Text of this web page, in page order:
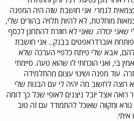
לגמרי. אני חושבת שזה היה המפנה
מוחלטת, לא להיות תלויה בהורים שלי,
שאני יכולה. שאני לא חוזרת להתחנן לכסף
אוברדראפטים בבנק... אני חושבת
אבא שלי פיתח כלפיי הערכה שלא
בי, ואני הוכחתי לו שהוא טעה. סיימתי
עוד מפנה ושינוי עצום מהתלמידה
לא רוצה לחשוב מה יהיה לי עם הבנות שלי
רואה אצל יובל ניצנים לאופי שכל כך דומה
ומקווה שאוכל להתמודד עם זה טוב
איתי.